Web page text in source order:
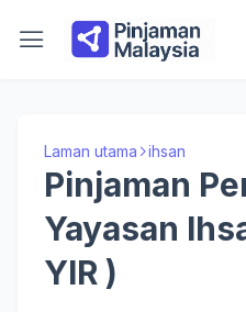
Laman utama ihsan
Pinjaman
Yayasan
YIR )